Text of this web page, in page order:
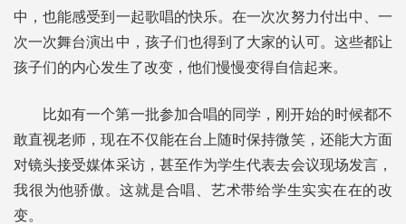
中，也能感受到一起歌唱的快乐。在一次次努力付出中、一
次一次舞台演出中，孩子们也得到了大家的认可。这些都让
孩子们的内心发生了改变，他们慢慢变得自信起来。
比如有一个第一批参加合唱的同学，刚开始的时候都不
敢直视老师，现在不仅能在台上随时保持微笑，还能大方面
对镜头接受媒体采访，甚至作为学生代表去会议现场发言，
我很为他骄傲。这就是合唱、艺术带给学生实实在在的改
变。